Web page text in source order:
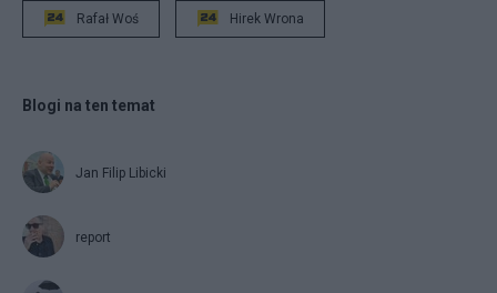
Rafał Woś Hirek Wrona
Blogi na ten temat
Jan Filip Libicki
report